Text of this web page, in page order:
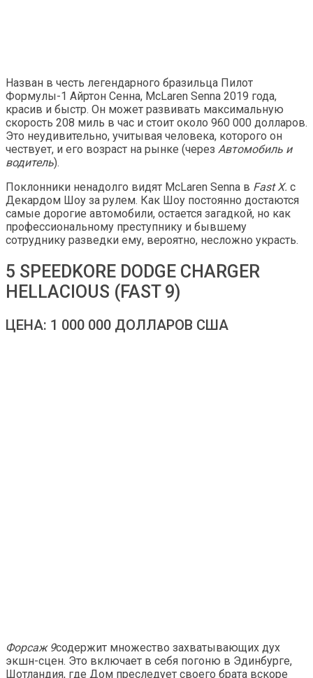
Назван в честь легендарного бразильца Пилот
Формулы-1 Айртон Сенна, McLaren Senna 2019 года,
красив и быстр. Он может развивать максимальную
скорость 208 миль в час и стоит около 960 000 долларов.
Это неудивительно, учитывая человека, которого он
чествует, и его возраст на рынке (через Автомобиль и
водитель).
Поклонники ненадолго видят McLaren Senna в Fast X. с
Декардом Шоу за рулем. Как Шоу постоянно достаются
самые дорогие автомобили, остается загадкой, но как
профессиональному преступнику и бывшему
сотруднику разведки ему, вероятно, несложно украсть.
5 SPEEDKORE DODGE CHARGER
HELLACIOUS (FAST 9)
ЦЕНА: 1 000 000 ДОЛЛАРОВ США
Форсаж 9содержит множество захватывающих дух
экшн-сцен. Это включает в себя погоню в Эдинбурге,
Шотландия, где Дом преследует своего брата вскоре